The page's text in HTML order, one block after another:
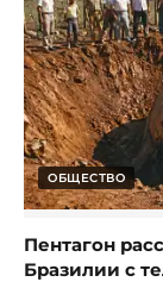
ОБЩЕСТВО
Пентагон
Бразилии с